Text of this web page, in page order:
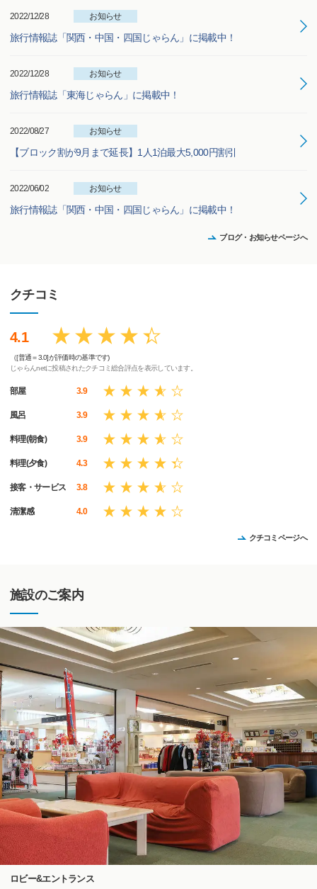
2022/12/28 お知らせ
旅行情報誌「関西・中国・四国じゃらん」に掲載中！
2022/12/28 お知らせ
旅行情報誌「東海じゃらん」に掲載中！
2022/08/27 お知らせ
【ブロック割が9月まで延長】1人1泊最大5,000円割引
2022/06/02 お知らせ
旅行情報誌「関西・中国・四国じゃらん」に掲載中！
ブログ・お知らせページへ
クチコミ
4.1
（[普通＝3.0]が評価時の基準です)
じゃらんnetに投稿されたクチコミ総合評点を表示しています。
部屋 3.9
風呂 3.9
料理(朝食) 3.9
料理(夕食) 4.3
接客・サービス 3.8
清潔感 4.0
クチコミページへ
施設のご案内
ロビー&エントランス